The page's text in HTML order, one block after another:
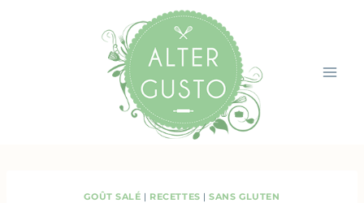
GOÛT SALÉ | RECETTES |SANS GLUTEN